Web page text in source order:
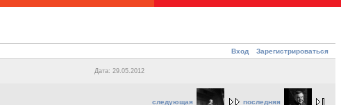
Вход Зарегистрироваться
Дата: 29.05.2012
следующая последняя